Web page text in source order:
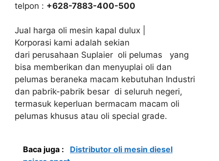
telpon : +628-7883-400-500
Jual harga oli mesin kapal dulux |
Korporasi kami adalah sekian
dari perusahaan Suplaier oli pelumas yang
bisa memberikan dan menyuplai oli dan
pelumas beraneka macam kebutuhan Industri
dan pabrik-pabrik besar di seluruh negeri,
termasuk keperluan bermacam macam oli
pelumas khusus atau oli special grade.
Baca juga :
Distributor oli mesin diesel